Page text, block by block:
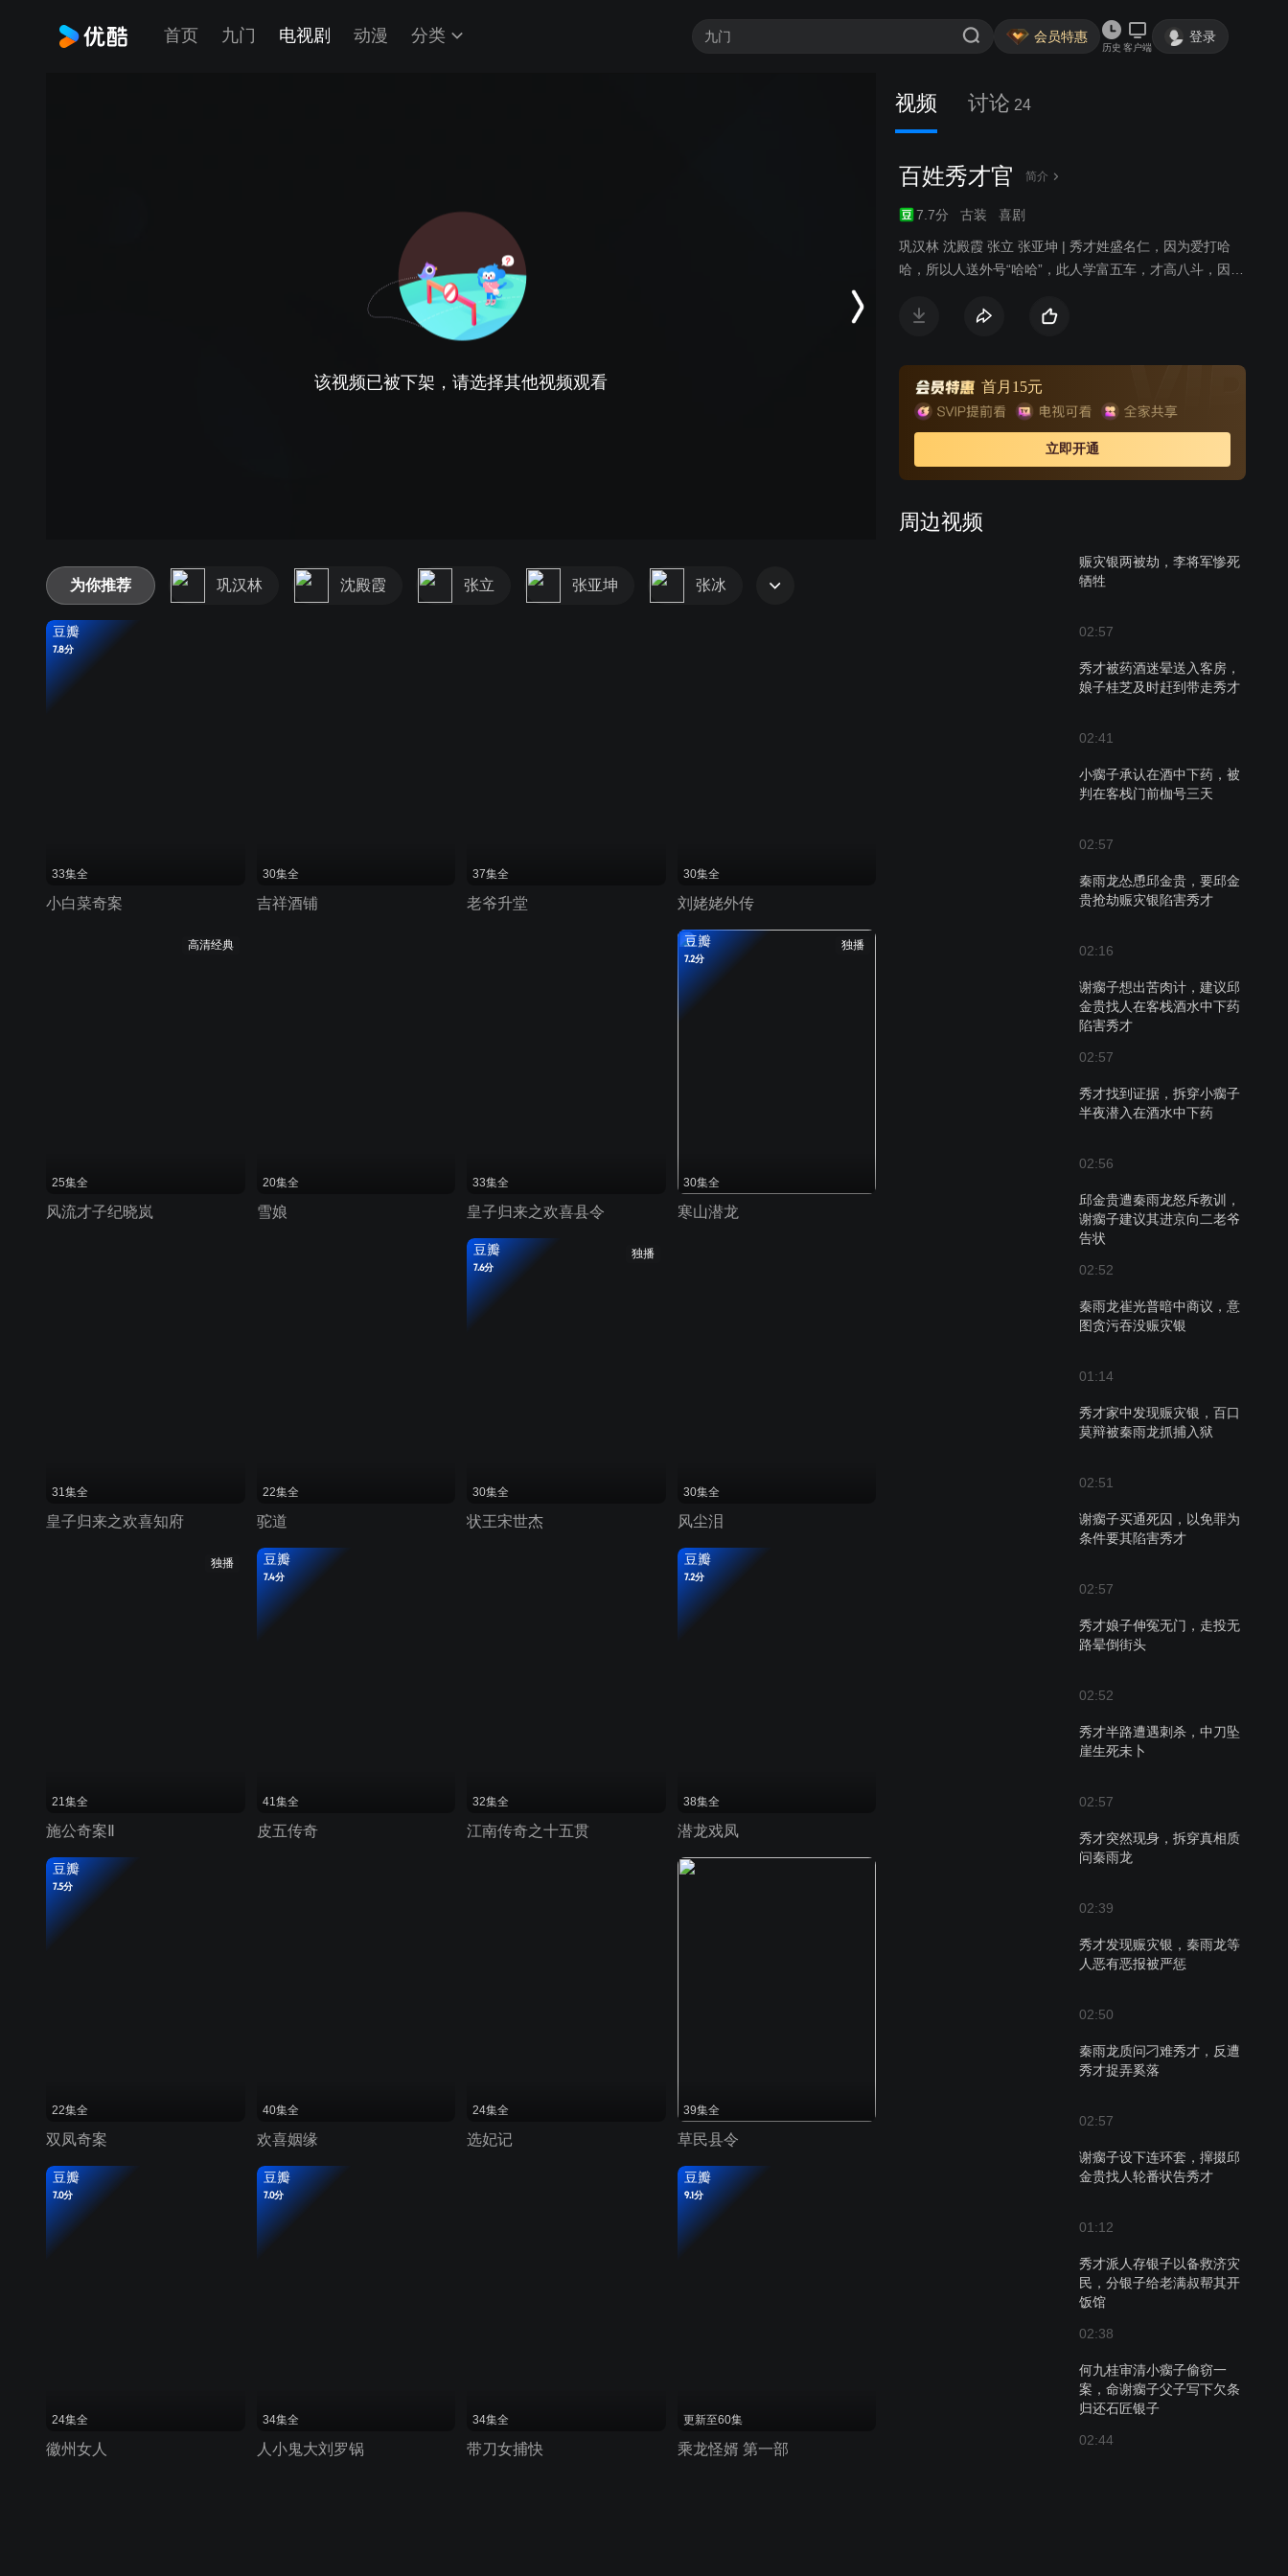
首页 九门 电视剧 动漫 分类 会员特惠
历史 客户端
登录
该视频已被下架，请选择其他视频观看
视频 讨论 24
百姓秀才官 简介
7.7分 古装 喜剧
巩汉林 沈殿霞 张立 张亚坤 | 秀才姓盛名仁，因为爱打哈
哈，所以人送外号“哈哈”，此人学富五车，才高八斗，因厌
静。秀才娘子是一位胖嫂，徐娘伴老，风韵犹存，为人侠
常把不爱惹事的秀才搅进漩涡。石匠阮老好，年轻体壮，
忠厚老实，石匠媳妇貌美贤惠，纯朴勤劳。恶霸邱金贵，
倚仗其叔是翰林院翰林，其岳父是吏部侍郎，狐假虎威仗
势欺人，横行乡里欺压百姓，而唯独惧怕其妻邱大奶奶。
无赖谢瘸子是个讼棍，又是邱金贵的狗头军师，此人贪图
鸡鸣狗盗之徒。糊涂县官何九桂，嗜酒如命，胆小无能，
在以上几人中展开，加上这个糊涂县官，更是明白的事变
首月15元
立即开通
周边视频
赈灾银两被劫，李将军惨死
牺牲
02:57
秀才被药酒迷晕送入客房，
娘子桂芝及时赶到带走秀才
02:41
小瘸子承认在酒中下药，被
判在客栈门前枷号三天
02:57
秦雨龙怂恿邱金贵，要邱金
贵抢劫赈灾银陷害秀才
02:16
谢瘸子想出苦肉计，建议邱
金贵找人在客栈酒水中下药
陷害秀才
02:57
秀才找到证据，拆穿小瘸子
半夜潜入在酒水中下药
02:56
邱金贵遭秦雨龙怒斥教训，
谢瘸子建议其进京向二老爷
告状
02:52
秦雨龙崔光普暗中商议，意
图贪污吞没赈灾银
01:14
秀才家中发现赈灾银，百口
莫辩被秦雨龙抓捕入狱
02:51
谢瘸子买通死囚，以免罪为
条件要其陷害秀才
02:57
秀才娘子伸冤无门，走投无
路晕倒街头
02:52
秀才半路遭遇刺杀，中刀坠
崖生死未卜
02:57
秀才突然现身，拆穿真相质
问秦雨龙
02:39
秀才发现赈灾银，秦雨龙等
人恶有恶报被严惩
02:50
秦雨龙质问刁难秀才，反遭
秀才捉弄奚落
02:57
谢瘸子设下连环套，撺掇邱
金贵找人轮番状告秀才
01:12
秀才派人存银子以备救济灾
民，分银子给老满叔帮其开
饭馆
02:38
何九桂审清小瘸子偷窃一
案，命谢瘸子父子写下欠条
归还石匠银子
02:44
为你推荐 巩汉林 沈殿霞 张立 张亚坤 张冰
豆瓣
7.8分
33集全
小白菜奇案
30集全
吉祥酒铺
37集全
老爷升堂
30集全
刘姥姥外传
高清经典
25集全
风流才子纪晓岚
20集全
雪娘
33集全
皇子归来之欢喜县令
独播
豆瓣
7.2分
30集全
寒山潜龙
31集全
皇子归来之欢喜知府
22集全
驼道
独播
豆瓣
7.6分
30集全
状王宋世杰
30集全
风尘泪
独播
21集全
施公奇案Ⅱ
豆瓣
7.4分
41集全
皮五传奇
32集全
江南传奇之十五贯
豆瓣
7.2分
38集全
潜龙戏凤
豆瓣
7.5分
22集全
双凤奇案
40集全
欢喜姻缘
24集全
选妃记
39集全
草民县令
豆瓣
7.0分
24集全
徽州女人
豆瓣
7.0分
34集全
人小鬼大刘罗锅
34集全
带刀女捕快
豆瓣
9.1分
更新至60集
乘龙怪婿 第一部